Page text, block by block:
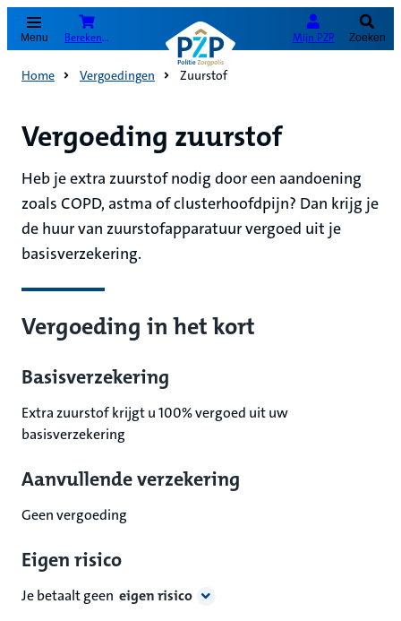
Menu Bereken je premie Mijn PZP Zoeken
Home Vergoedingen Zuurstof
Vergoeding zuurstof
Heb je extra zuurstof nodig door een aandoening
zoals COPD, astma of clusterhoofdpijn? Dan krijg je
de huur van zuurstofapparatuur vergoed uit je
basisverzekering.
Vergoeding in het kort
Basisverzekering
Extra zuurstof krijgt u 100% vergoed uit uw
basisverzekering
Aanvullende verzekering
Geen vergoeding
Eigen risico
Je betaalt geen eigen risico